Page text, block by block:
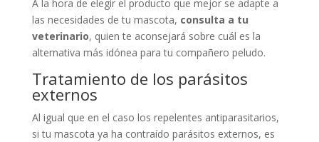
A la hora de elegir el producto que mejor se adapte a
las necesidades de tu mascota, consulta a tu
veterinario, quien te aconsejará sobre cuál es la
alternativa más idónea para tu compañero peludo.
Tratamiento de los parásitos
externos
Al igual que en el caso los repelentes antiparasitarios,
si tu mascota ya ha contraído parásitos externos, es